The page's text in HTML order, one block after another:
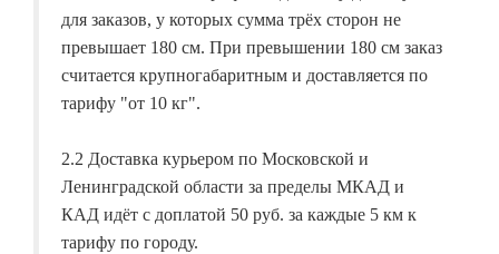
для заказов, у которых сумма трёх сторон не
превышает 180 см. При превышении 180 см заказ
считается крупногабаритным и доставляется по
тарифу "от 10 кг".
2.2 Доставка курьером по Московской и
Ленинградской области за пределы МКАД и
КАД идёт с доплатой 50 руб. за каждые 5 км к
тарифу по городу.